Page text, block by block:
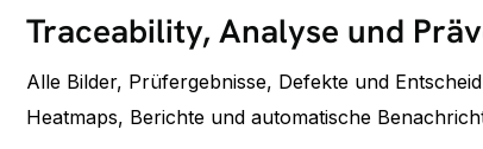
Traceability, Analyse und
Alle Bilder, Prüfergebnisse, Defekte und
Heatmaps, Berichte und automatische